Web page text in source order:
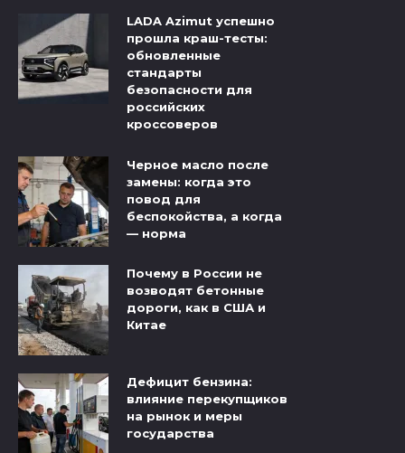
LADA Azimut успешно
прошла краш-тесты:
обновленные
стандарты
безопасности для
российских
кроссоверов
Черное масло после
замены: когда это
повод для
беспокойства, а когда
— норма
Почему в России не
возводят бетонные
дороги, как в США и
Китае
Дефицит бензина:
влияние перекупщиков
на рынок и меры
государства